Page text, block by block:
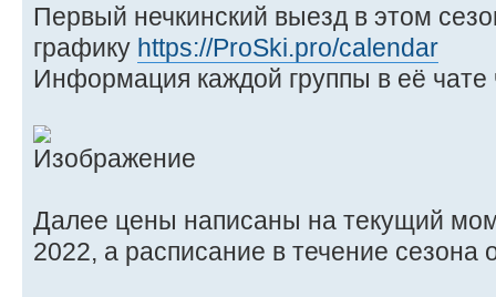
Первый нечкинский выезд в этом
графику https://ProSki.pro/calendar
Информация каждой группы в её чате
Далее цены написаны на текущий
2022, а расписание в течение сезона